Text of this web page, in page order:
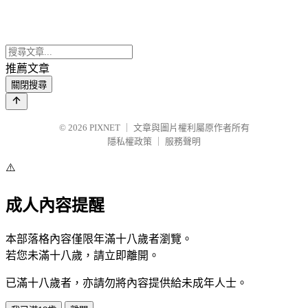
推薦文章
關閉搜尋
© 2026 PIXNET
文章與圖片權利屬原作者所有
隱私權政策
服務聲明
⚠️
成人內容提醒
本部落格內容僅限年滿十八歲者瀏覽。
若您未滿十八歲，請立即離開。
已滿十八歲者，亦請勿將內容提供給未成年人士。